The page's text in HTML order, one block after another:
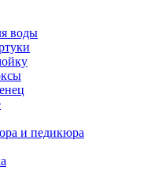
воды
и педикюра